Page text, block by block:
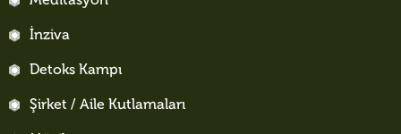
İnziva
Detoks Kampı
Şirket / Aile Kutlamaları